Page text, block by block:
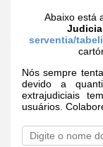
Abaixo está
serventia/
Nós sempre
devido a
extrajudiciais
usuários.